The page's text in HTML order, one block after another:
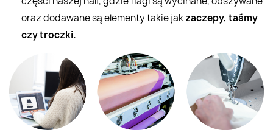
oraz dodawane są elementy takie jakzaczepy, taśmy
czy troczki.